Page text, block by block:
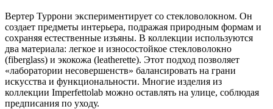
Вертер Туррони экспериментирует со стекловолокном. Он
создает предметы интерьера, подражая природным формам и
сохраняя естественные изъяны. В коллекции используются
два материала: легкое и износостойкое стекловолокно
(fiberglass) и экокожа (leatherette). Этот подход позволяет
«лаборатории несовершенств» балансировать на грани
искусства и функциональности. Многие изделия из
коллекции Imperfettolab можно оставлять на улице, соблюдая
предписания по уходу.